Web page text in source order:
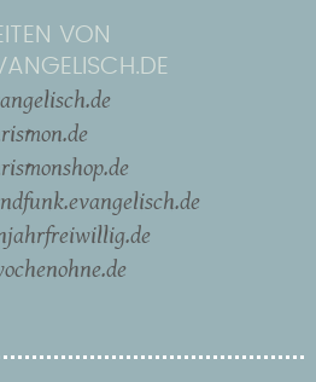
VON